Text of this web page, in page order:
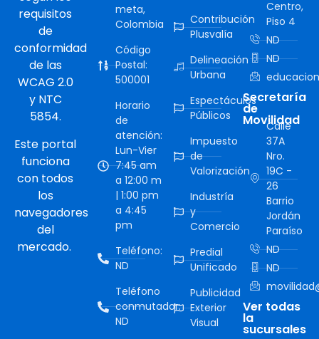
requisitos
de
conformidad
de las
WCAG 2.0
y NTC
5854.
Este portal
funciona
con todos
los
navegadores
del
mercado.
meta,
Colombia
Código
Postal:
500001
Horario
de
atención:
Lun-Vier
7:45 am
a 12:00 m
| 1:00 pm
a 4:45
pm
Teléfono:
ND
Teléfono
conmutador:
ND
Contribución
Plusvalía
Delineación
Urbana
Espectáculos
Públicos
Impuesto
de
Valorización
Industría
y
Comercio
Predial
Unificado
Publicidad
Exterior
Visual
Centro,
Piso 4
ND
ND
Secretaría
de
Movilidad
Calle
37A
Nro.
19C -
26
Barrio
Jordán
Paraíso
ND
ND
Ver todas
la
sucursales